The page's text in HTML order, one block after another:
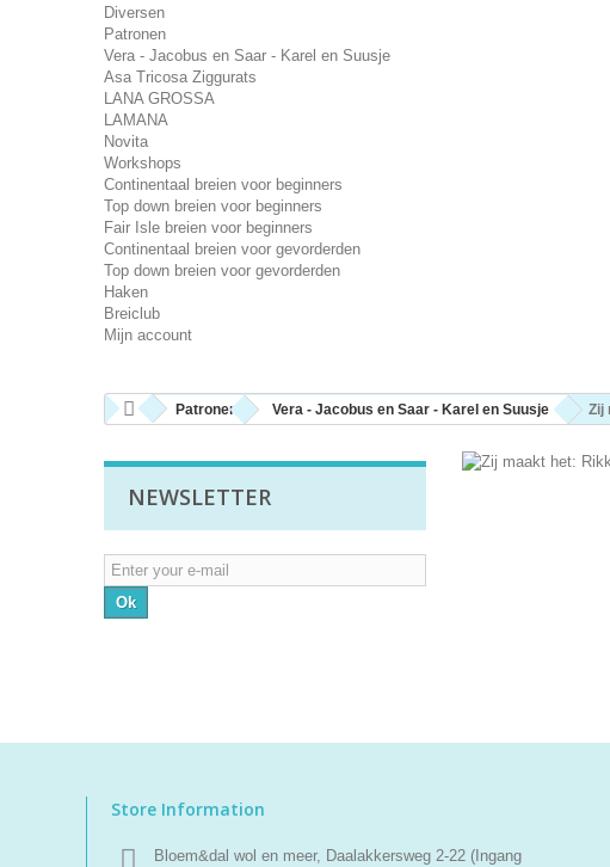
Diversen
Patronen
Vera - Jacobus en Saar - Karel en Suusje
Asa Tricosa Ziggurats
LANA GROSSA
LAMANA
Novita
Workshops
Continentaal breien voor beginners
Top down breien voor beginners
Fair Isle breien voor beginners
Continentaal breien voor gevorderden
Top down breien voor gevorderden
Haken
Breiclub
Mijn account
Patronen Vera - Jacobus en Saar - Karel en Suusje Zij
NEWSLETTER
Ok
Store Information
Bloem&dal wol en meer, Daalakkersweg 2-22 (Ingang